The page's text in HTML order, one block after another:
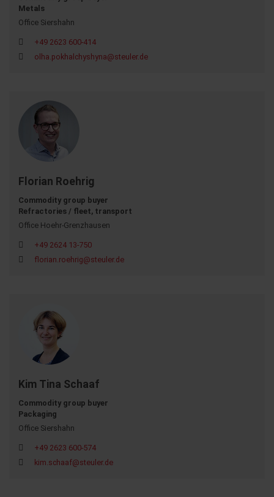
Metals
Office Siershahn
+49 2623 600-414
olha.pokhalchyshyna@steuler.de
Florian Roehrig
Commodity group buyer
Refractories / fleet, transport
Office Hoehr-Grenzhausen
+49 2624 13-750
florian.roehrig@steuler.de
Kim Tina Schaaf
Commodity group buyer
Packaging
Office Siershahn
+49 2623 600-574
kim.schaaf@steuler.de